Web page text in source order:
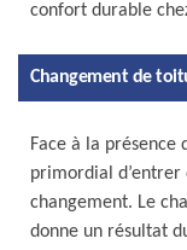
confort durable
Changement de
Face à la
primordial
changement. Le
donne un résultat